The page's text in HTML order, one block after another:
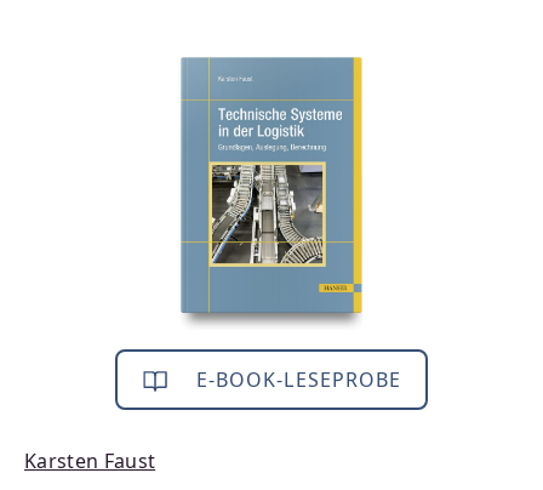
Bildergalerie überspringen
E-BOOK-LESEPROBE
Karsten Faust